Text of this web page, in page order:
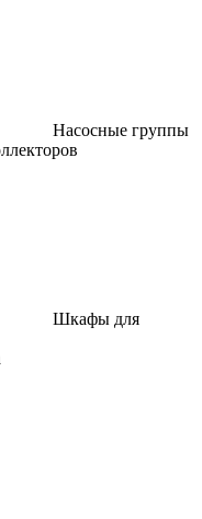
Насосные группы
Шкафы для